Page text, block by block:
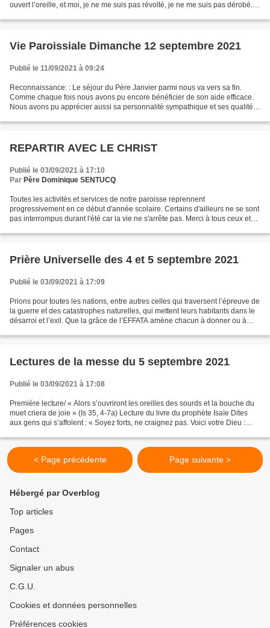
ouvert l’oreille, et moi, je ne me suis pas révolté, je ne me suis pas dérobé.
Vie Paroissiale Dimanche 12 septembre 2021
Publié le 11/09/2021 à 09:24
Reconnaissance: : Le séjour du Père Janvier parmi nous va vers sa fin.
Comme chaque fois nous avons pu encore bénéficier de son aide efficace.
Nous avons pu apprécier aussi sa personnalité sympathique et ses qualités
REPARTIR AVEC LE CHRIST
Publié le 03/09/2021 à 17:10
Par Père Dominique SENTUCQ
Toutes les activités et services de notre paroisse reprennent
progressivement en ce début d'année scolaire. Certains d'ailleurs ne se sont
pas interrompus durant l'été car la vie ne s'arrête pas. Merci à tous ceux et
Prière Universelle des 4 et 5 septembre 2021
Publié le 03/09/2021 à 17:09
Prions pour toutes les nations, entre autres celles qui traversent l’épreuve de
la guerre et des catastrophes naturelles, qui mettent leurs habitants dans le
désarroi et l’exil. Que la grâce de l’EFFATA amène chacun à donner ou à
Lectures de la messe du 5 septembre 2021
Publié le 03/09/2021 à 17:08
Première lecture/ « Alors s’ouvriront les oreilles des sourds et la bouche du
muet criera de joie » (Is 35, 4-7a) Lecture du livre du prophète Isaïe Dites
aux gens qui s’affolent : « Soyez forts, ne craignez pas. Voici votre Dieu :
< Page précédente Page suivante >
Hébergé par Overblog
Top articles
Pages
Contact
Signaler un abus
C.G.U.
Cookies et données personnelles
Préférences cookies